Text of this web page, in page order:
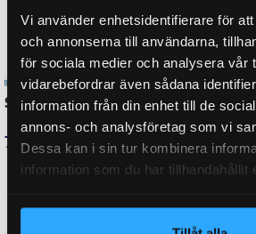
Vi använder enhetsidentifierare för
och annonserna till användarna,
för sociala medier och analysera vår
vidarebefordrar även sådana
information från din enhet till de
annons- och analysföretag som vi
Dessa kan i sin tur kombinera
information som du har tillhandahållit
BROMS-ID